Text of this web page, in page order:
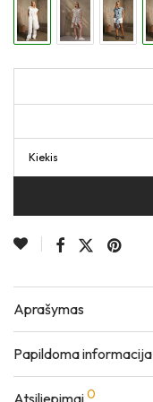
Kiekis
Aprašymas
Papildoma informacija
Atsiliepimai0